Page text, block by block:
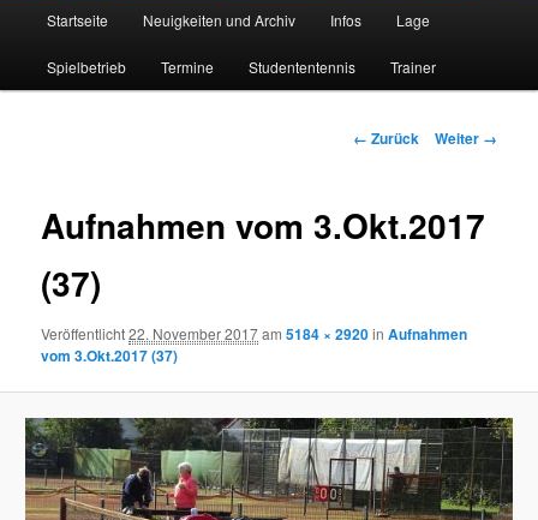
Startseite Neuigkeiten und Archiv Infos Lage
Spielbetrieb Termine Studententennis Trainer
Bilder-
← Zurück Weiter →
Aufnahmen vom 3.Okt.2017
(37)
Veröffentlicht22. November 2017am5184 × 2920inAufnahmen
vom 3.Okt.2017 (37)